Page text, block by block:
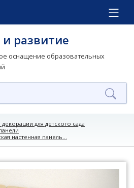
развитие
оснащение образовательных
для детского сада
настенная панель...